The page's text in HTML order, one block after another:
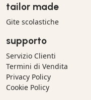
tailor made
Gite scolastiche
supporto
Servizio Clienti
Termini di Vendita
Privacy Policy
Cookie Policy